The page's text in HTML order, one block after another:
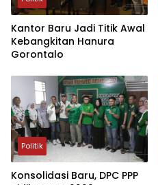
Kantor Baru Jadi Titik Awal
Kebangkitan Hanura
Gorontalo
Politik
Konsolidasi Baru, DPC PPP